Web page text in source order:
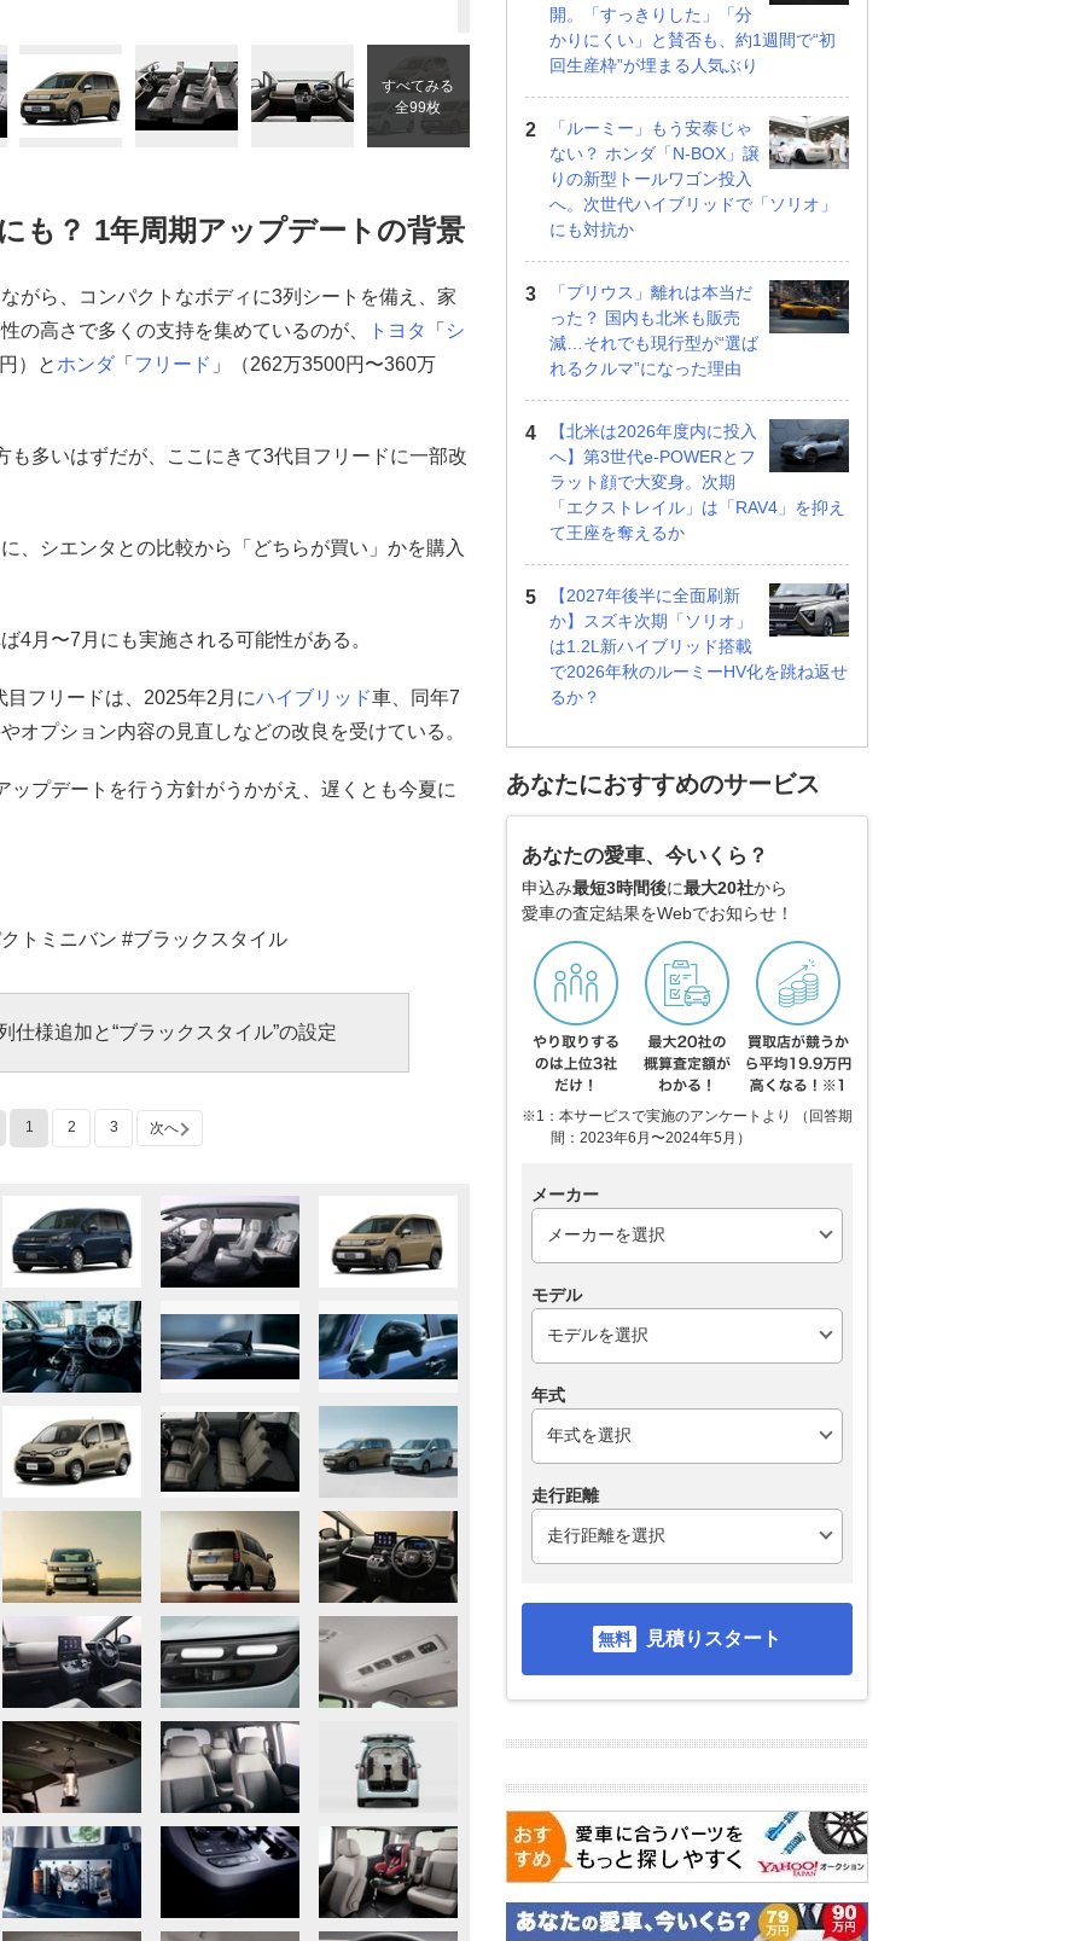
すべてみる
全99枚
も？ 1年周期アップデートの背景
がら、コンパクトなボディに3列シートを備え、家
の高さで多くの支持を集めているのが、
トヨタ 「 シ
）と ホンダ 「 フリード 」（262万3500円〜360万
も多いはずだが、ここにきて3代目フリードに一部改
、シエンタとの比較から「どちらが買い」かを購入
4月〜7月にも実施される可能性がある。
フリードは、2025年2月にハイブリッド車、同年7
オプション内容の見直しなどの改良を受けている。
プデートを行う方針がうかがえ、遅くとも今夏に
トミニバン #ブラックスタイル
仕様追加と“ブラックスタイル”の設定
1 2 3 次へ
開。「すっきりした」「分
かりにくい」と賛否も、約1週間で“初
回生産枠”が埋まる人気ぶり
「ルーミー」もう安泰じゃ
ない？ ホンダ「N-BOX」譲
りの新型トールワゴン投入
へ。次世代ハイブリッドで「ソリオ」
にも対抗か
「プリウス」離れは本当だ
った？ 国内も北米も販売
減…それでも現行型が“選ば
れるクルマ”になった理由
【北米は2026年度内に投入
へ】第3世代e-POWERとフ
ラット顔で大変身。次期
「エクストレイル」は「RAV4」を抑え
て王座を奪えるか
【2027年後半に全面刷新
か】スズキ次期「ソリオ」
は1.2L新ハイブリッド搭載
で2026年秋のルーミーHV化を跳ね返せ
るか？
あなたにおすすめのサービス
あなたの愛車、今いくら？
申込み最短3時間後に最大20社から
愛車の査定結果をWebでお知らせ！
※1：本サービスで実施のアンケートより （回答期
間：2023年6月〜2024年5月）
メーカー
モデル
年式
走行距離
見積りスタート